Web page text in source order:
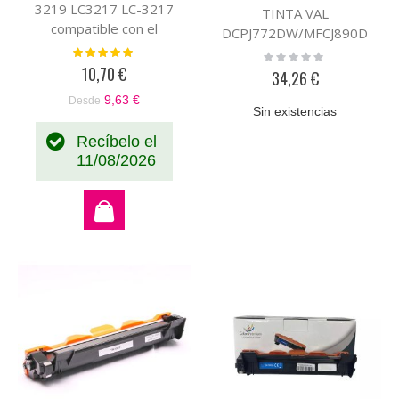
3219 LC3217 LC-3217
compatible con el
cartucho de tinta original
Brother
LC3219XLVALDR
LC3219XLVAL
Valoración:
10,70 €
Desde 9,63 €
Recíbelo el
11/08/2026
TINTA VAL
DCPJ772DW/MFCJ890D
W
Rating:
34,26 €
Sin existencias